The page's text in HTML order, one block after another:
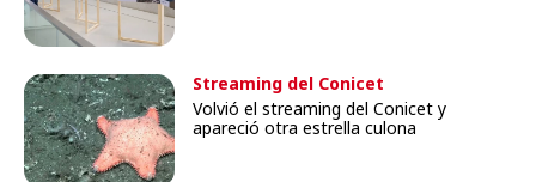
Streaming del Conicet
Volvió el streaming del Conicet y
apareció otra estrella culona